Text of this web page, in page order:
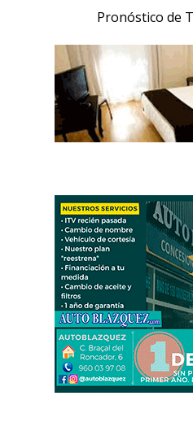
Pronóstico de